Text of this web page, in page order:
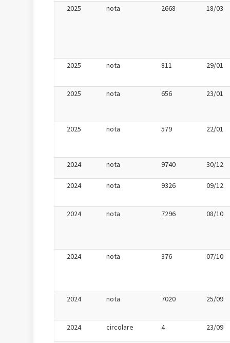
2025 nota 2668 18/03
2025 nota 811 29/01
2025 nota 656 23/01
2025 nota 579 22/01
2024 nota 9740 30/12
2024 nota 9326 09/12
2024 nota 7296 08/10
2024 nota 376 07/10
2024 nota 7020 25/09
2024 circolare 4 23/09